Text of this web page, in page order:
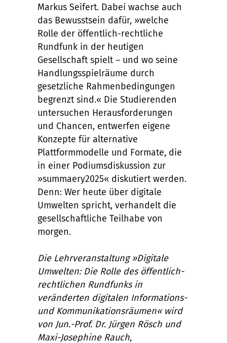
Markus Seifert. Dabei wachse auch
das Bewusstsein dafür, »welche
Rolle der öffentlich-rechtliche
Rundfunk in der heutigen
Gesellschaft spielt – und wo seine
Handlungsspielräume durch
gesetzliche Rahmenbedingungen
begrenzt sind.« Die Studierenden
untersuchen Herausforderungen
und Chancen, entwerfen eigene
Konzepte für alternative
Plattformmodelle und Formate, die
in einer Podiumsdiskussion zur
»summaery2025« diskutiert werden.
Denn: Wer heute über digitale
Umwelten spricht, verhandelt die
gesellschaftliche Teilhabe von
morgen.
Die Lehrveranstaltung »Digitale
Umwelten: Die Rolle des öffentlich-
rechtlichen Rundfunks in
veränderten digitalen Informations-
und Kommunikationsräumen« wird
von Jun.-Prof. Dr. Jürgen Rösch und
Maxi-Josephine Rauch,